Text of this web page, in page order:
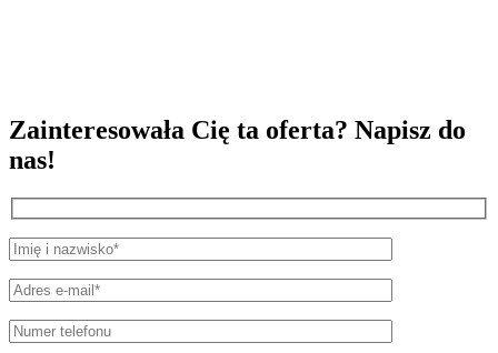
Zainteresowała Cię ta oferta? Napisz do
nas!